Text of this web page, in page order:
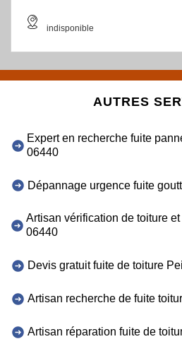
indisponible
AUTRES
Expert en recherche fuite
06440
Dépannage urgence fuite
Artisan vérification de toiture
06440
Devis gratuit fuite de toiture
Artisan recherche de fuite
Artisan réparation fuite de